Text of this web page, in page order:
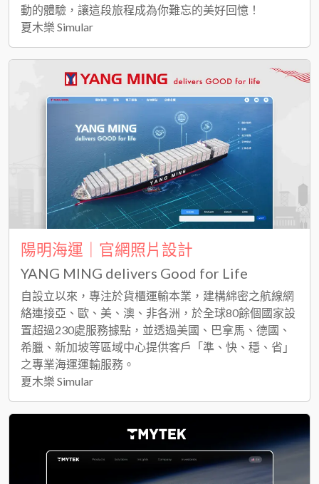
動的體驗，讓這段旅程成為你難忘的美好回憶！
夏木樂 Simular
陽明海運｜官網照片設計
YANG MING delivers Good for Life
自設立以來，專注於貨櫃運輸本業，建構綿密之航線網
絡連接亞、歐、美、澳、非各洲，於全球80餘個國家設
置超過230處服務據點，並透過美國、巴拿馬、德國、
希臘、新加坡等區域中心提供客戶「準、快、穩、省」
之專業海運運輸服務。
夏木樂 Simular